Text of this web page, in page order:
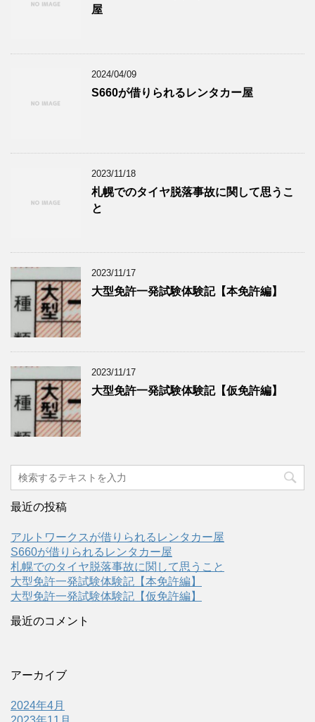
屋
2024/04/09
S660が借りられるレンタカー屋
2023/11/18
札幌でのタイヤ脱落事故に関して思うこ
と
2023/11/17
大型免許一発試験体験記【本免許編】
2023/11/17
大型免許一発試験体験記【仮免許編】
最近の投稿
アルトワークスが借りられるレンタカー屋
S660が借りられるレンタカー屋
札幌でのタイヤ脱落事故に関して思うこと
大型免許一発試験体験記【本免許編】
大型免許一発試験体験記【仮免許編】
最近のコメント
アーカイブ
2024年4月